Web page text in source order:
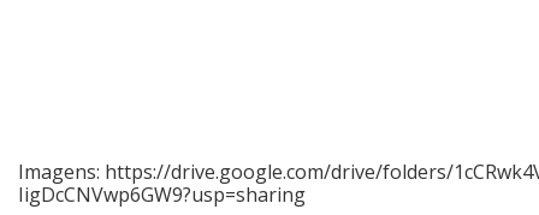
Imagens: https://drive.google.com/drive/folders/
IigDcCNVwp6GW9?usp=sharing